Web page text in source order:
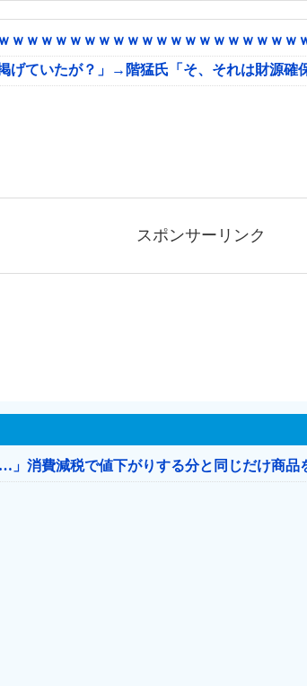
ｗｗｗｗｗｗｗｗｗｗｗｗｗｗｗｗｗｗｗ
ていたが？」→階猛氏「そ、それは財源確
スポンサーリンク